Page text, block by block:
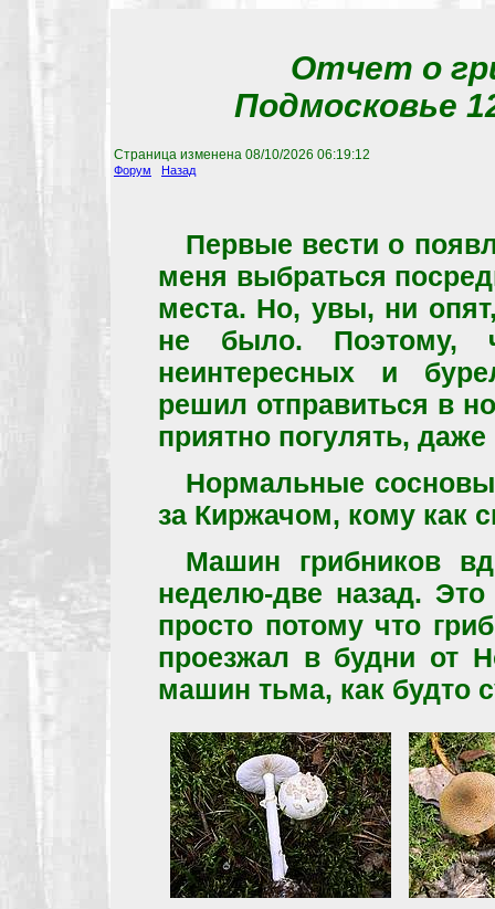
Отчет о
Подмосковье
Страница изменена 08/10/2026 06:19:12
Форум Назад
Первые вести о
меня выбраться
места. Но, увы, ни
не было. Поэтому,
неинтересных и
решил отправиться в
приятно погулять, даже
Нормальные
за Киржачом, кому как
Машин грибников
неделю-две назад.
просто потому что
проезжал в будни от
машин тьма, как будто